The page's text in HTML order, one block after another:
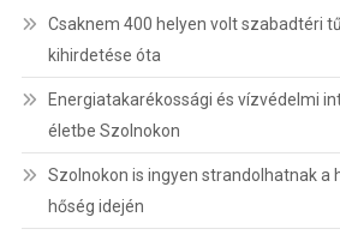
Csaknem 400 helyen volt szabadtéri
kihirdetése óta
Energiatakarékossági és vízvédelmi
életbe Szolnokon
Szolnokon is ingyen strandolhatnak a
hőség idején